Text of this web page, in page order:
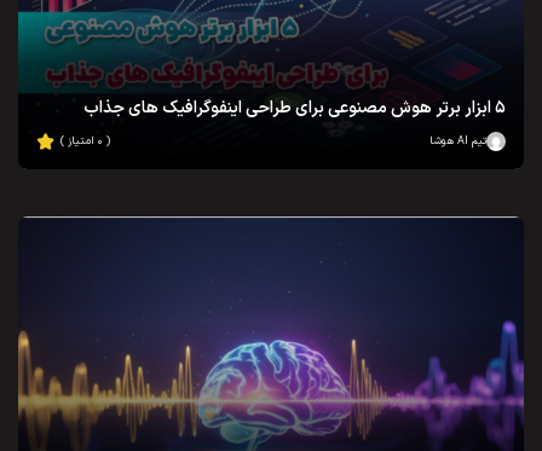
۵ ابزار برتر هوش مصنوعی برای طراحی اینفوگرافیک‌ های جذاب
تیم AI هوشا ( ۰ امتیاز )